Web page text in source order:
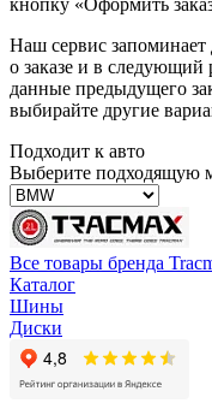
кнопку «Оформить
Наш сервис
о заказе и в следующий
данные предыдущего
выбирайте другие
Подходит к авто
Выберите подходящую
Все товары бренда
Каталог
Шины
Диски